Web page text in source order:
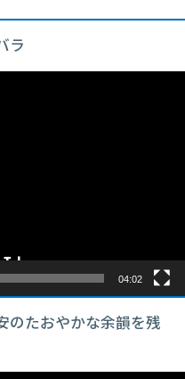
ラ
04:02
のたおやかな余韻を残